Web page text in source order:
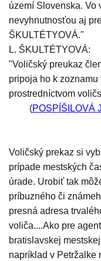
území Slovenska. Vo
nevyhnutnosťou aj
ŠKULTÉTYOVÁ."
L. ŠKULTÉTYOVÁ:
"Voličský preukaz
pripoja ho k
prostredníctvom
(POSPÍŠILOVÁ
Voličský prekaz si
prípade mestských
úrade. Urobiť tak
príbuzného či
presná adresa
voliča....Ako pre
bratislavskej
napríklad v Petržalke